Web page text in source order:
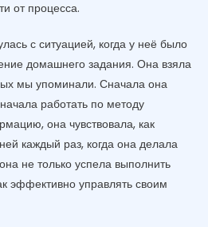
от процесса.
с ситуацией, когда у неё было
домашнего задания. Она взяла
мы упоминали. Сначала она
работать по методу
она чувствовала, как
каждый раз, когда она делала
не только успела выполнить
эффективно управлять своим